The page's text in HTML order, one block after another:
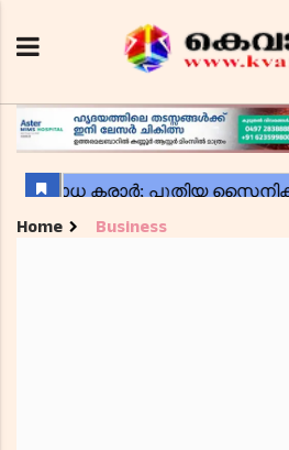
Home Business